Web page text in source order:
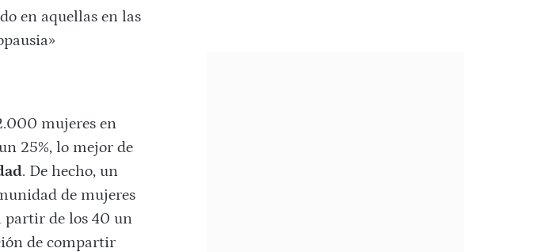
en aquellas en las
mujeres en
25%, lo mejor de
. De hecho, un
de mujeres
partir de los 40 un
de compartir